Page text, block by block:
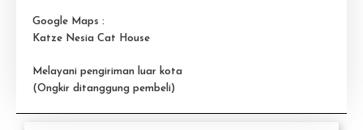
Google Maps :
Katze Nesia Cat House
Melayani pengiriman luar kota
(Ongkir ditanggung pembeli)